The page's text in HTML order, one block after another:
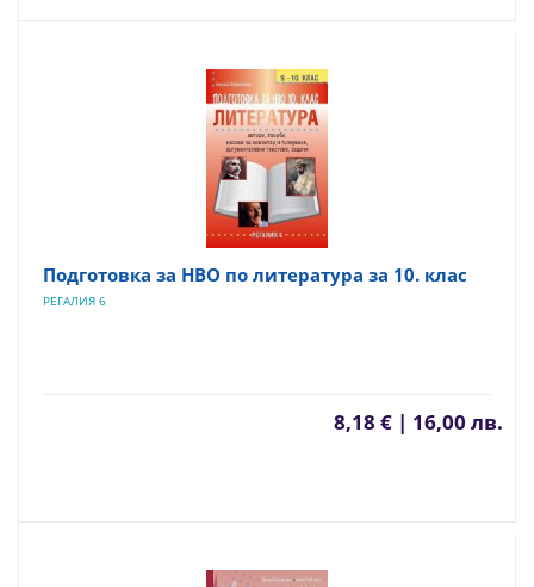
Подготовка за НВО по литература за 10. клас
РЕГАЛИЯ 6
8,18 € | 16,00 лв.